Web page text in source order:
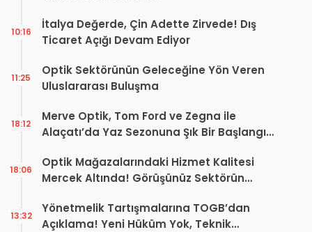
İtalya Değerde, Çin Adette Zirvede! Dış
Ticaret Açığı Devam Ediyor
10:16
Optik Sektörünün Geleceğine Yön Veren
Uluslararası Buluşma
11:25
Merve Optik, Tom Ford ve Zegna ile
Alaçatı’da Yaz Sezonuna Şık Bir Başlangıç ​​
18:12
Optik Mağazalarındaki Hizmet Kalitesi
Mercek Altında! Görüşünüz Sektörün
18:06
Yönetmelik Tartışmalarına TOGB’dan
Açıklama! Yeni Hüküm Yok, Teknik
13:32